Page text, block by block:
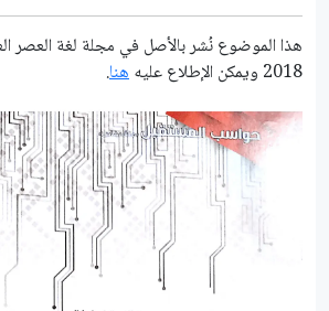
2018 ويمكن الإطلاع عليه
هنا.